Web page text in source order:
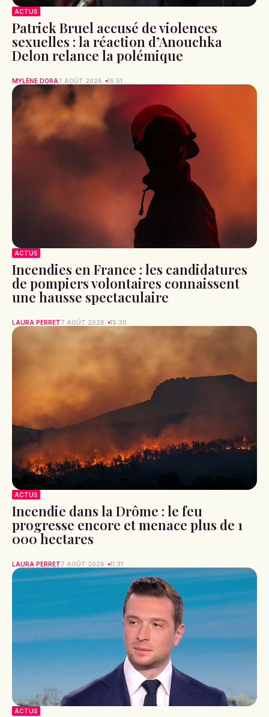
ACTUS
Patrick Bruel accusé de violences
sexuelles : la réaction d’Anouchka
Delon relance la polémique
MYLÈNE DORA7 AOÛT 2026 15:51
ACTUS
Incendies en France : les candidatures
de pompiers volontaires connaissent
une hausse spectaculaire
LAURA PERRET7 AOÛT 2026 15:30
ACTUS
Incendie dans la Drôme : le feu
progresse encore et menace plus de 1
000 hectares
LAURA PERRET7 AOÛT 2026 11:31
ACTUS